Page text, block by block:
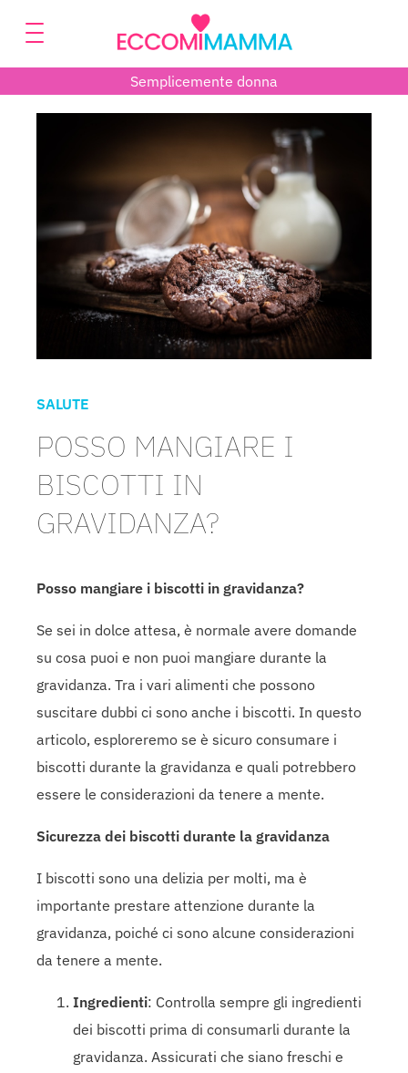
Semplicemente donna
SALUTE
POSSO MANGIARE I
BISCOTTI IN
GRAVIDANZA?
Posso mangiare i biscotti in gravidanza?
Se sei in dolce attesa, è normale avere domande
su cosa puoi e non puoi mangiare durante la
gravidanza. Tra i vari alimenti che possono
suscitare dubbi ci sono anche i biscotti. In questo
articolo, esploreremo se è sicuro consumare i
biscotti durante la gravidanza e quali potrebbero
essere le considerazioni da tenere a mente.
Sicurezza dei biscotti durante la gravidanza
I biscotti sono una delizia per molti, ma è
importante prestare attenzione durante la
gravidanza, poiché ci sono alcune considerazioni
da tenere a mente.
Ingredienti: Controlla sempre gli ingredienti
dei biscotti prima di consumarli durante la
gravidanza. Assicurati che siano freschi e